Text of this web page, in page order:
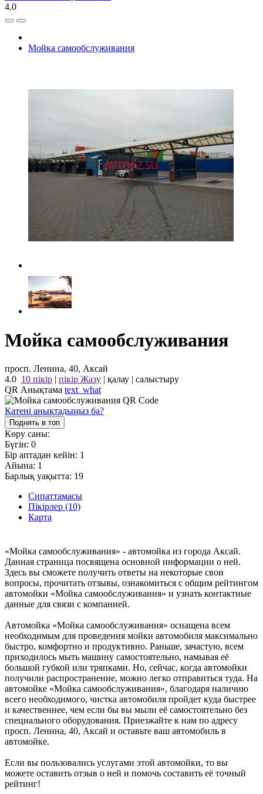
4.0
Мойка самообслуживания
Мойка самообслуживания
просп. Ленина, 40, Аксай
4.0 10 пікір | пікір Жазу | қалау | салыстыру
QR Анықтама text_what
Қатені анықтадыңыз ба?
Поднять в топ
Көру саны:
Бүгін: 0
Бір аптадан кейін: 1
Айына: 1
Барлық уақытта: 19
Сипаттамасы
Пікірлер (10)
Карта
«Мойка самообслуживания» - автомойка из города Аксай.
Данная страница посвящена основной информации о ней.
Здесь вы сможете получить ответы на некоторые свои
вопросы, прочитать отзывы, ознакомиться с общим рейтингом
автомойки «Мойка самообслуживания» и узнать контактные
данные для связи с компанией.
Автомойка «Мойка самообслуживания» оснащена всем
необходимым для проведения мойки автомобиля максимально
быстро, комфортно и продуктивно. Раньше, зачастую, всем
приходилось мыть машину самостоятельно, намывая её
большой губкой или тряпками. Но, сейчас, когда автомойки
получили распространение, можно легко отправиться туда. На
автомойке «Мойка самообслуживания», благодаря наличию
всего необходимого, чистка автомобиля пройдет куда быстрее
и качественнее, чем если бы вы мыли её самостоятельно без
специального оборудования. Приезжайте к нам по адресу
просп. Ленина, 40, Аксай и оставьте ваш автомобиль в
автомойке.
Если вы пользовались услугами этой автомойки, то вы
можете оставить отзыв о ней и помочь составить её точный
рейтинг!